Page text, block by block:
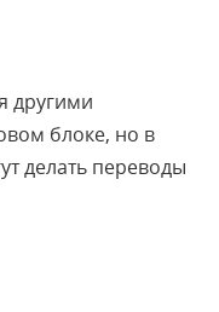
другими
блоке, но в
делать переводы